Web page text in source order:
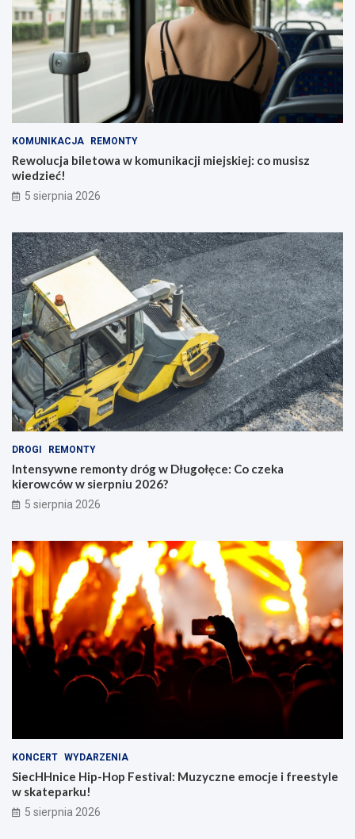
KOMUNIKACJA REMONTY
Rewolucja biletowa w komunikacji miejskiej: co musisz
wiedzieć!
5 sierpnia 2026
DROGI REMONTY
Intensywne remonty dróg w Długołęce: Co czeka
kierowców w sierpniu 2026?
5 sierpnia 2026
KONCERT WYDARZENIA
SiecHHnice Hip-Hop Festival: Muzyczne emocje i freestyle
w skateparku!
5 sierpnia 2026